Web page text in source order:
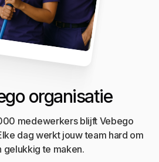
organisatie
medewerkers blijft Vebego
dag werkt jouw team hard om
gelukkig te maken.